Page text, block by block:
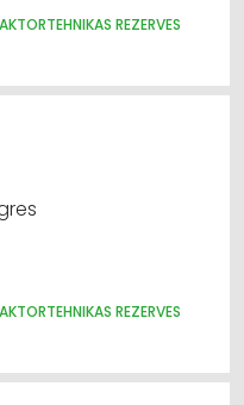
REZERVES
REZERVES